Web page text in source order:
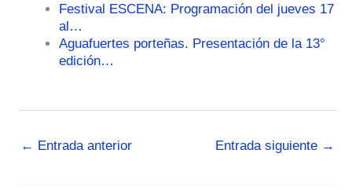
Festival ESCENA: Programación del jueves 17
al…
Aguafuertes porteñas. Presentación de la 13°
edición…
← Entrada anterior Entrada siguiente →